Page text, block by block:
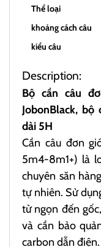
Thể loại
khoảng cách câu
kiểu câu
Description:
Bộ cần câu
JobonBlack,
dài 5H
Cần câu đơn
5m4-8m1+) là
chuyên săn
tự nhiên. Sử
từ ngọn đến
và cần bảo
carbon dẫn điện.